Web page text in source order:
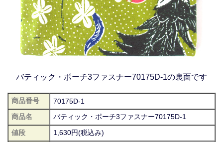
バティック・ポーチ3ファスナー70175D-1の裏面です
商品番号
70175D-1
商品名
バティック・ポーチ3ファスナー70175D-1
値段
1,630円(税込み)